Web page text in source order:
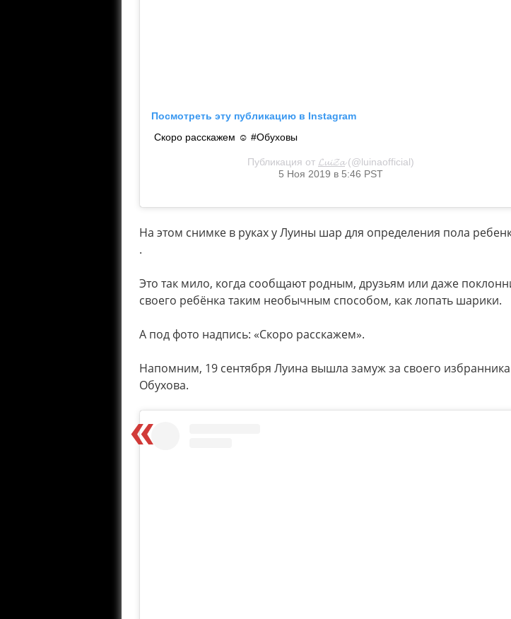
Посмотреть эту публикацию в Instagram
Скоро расскажем ☺️ #Обуховы
Публикация от 𝓛𝓾𝓲𝓩𝓪(@luinaofficial)
5 Ноя 2019 в 5:46 PST
На этом снимке в руках у Луины шар для определения пола
.
Это так мило, когда сообщают родным, друзьям или даже
своего ребёнка таким необычным способом, как лопать шарики.
А под фото надпись: «Скоро расскажем».
Напомним, 19 сентября Луина вышла замуж за своего
Обухова.